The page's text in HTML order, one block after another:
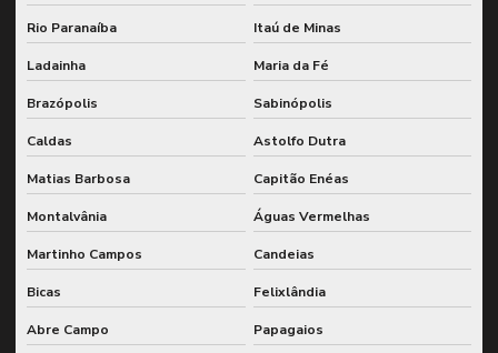
Rio Paranaíba Itaú de Minas
Ladainha Maria da Fé
Brazópolis Sabinópolis
Caldas Astolfo Dutra
Matias Barbosa Capitão Enéas
Montalvânia Águas Vermelhas
Martinho Campos Candeias
Bicas Felixlândia
Abre Campo Papagaios